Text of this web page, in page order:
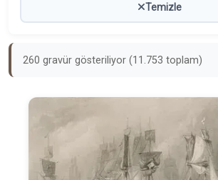
Temizle
260 gravür gösteriliyor (11.753 toplam)